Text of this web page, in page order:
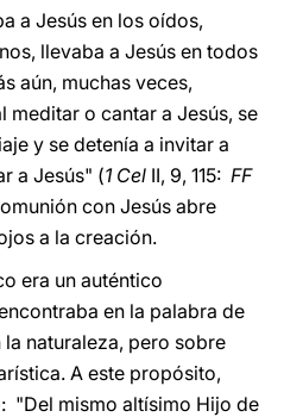
a Jesús en los oídos,
llevaba a Jesús en todos
aún, muchas veces,
meditar o cantar a Jesús, se
y se detenía a invitar a
a Jesús" (1 Cel II, 9, 115: FF
con Jesús abre
a la creación.
era un auténtico
en la palabra de
la naturaleza, pero sobre
A este propósito,
: "Del mismo altísimo Hijo de